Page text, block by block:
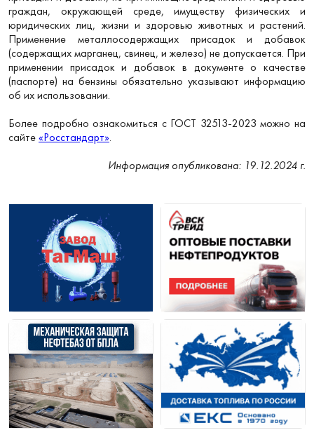
граждан, окружающей среде, имуществу физических и
юридических лиц, жизни и здоровью животных и растений.
Применение металлосодержащих присадок и добавок
(содержащих марганец, свинец, и железо) не допускается. При
применении присадок и добавок в документе о качестве
(паспорте) на бензины обязательно указывают информацию
об их использовании.
Более подробно ознакомиться с ГОСТ 32513-2023 можно на
сайте«Росстандарт».
Информация опубликована: 19.12.2024 г.